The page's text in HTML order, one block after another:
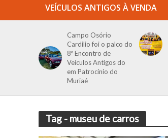
VEÍCULOS ANTIGOS À VENDA
Campo Osório
Cardilio foi o palco do
8º Encontro de
Veículos Antigos do
em Patrocínio do
Muriaé
Tag - museu de carros